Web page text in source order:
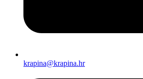
krapina@krapina.hr